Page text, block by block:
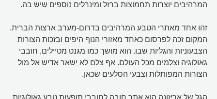
המרהיבים יוצרות תחמוצות ברזל ומינרלים נוספים שיש בה.
זהו אחד מאתרי הטבע המרהיבים בדרום-מערב ארצות הברית.
המקום זכה לפרסום כאחד מאזורי הנוף היפים ובזכות הצורות
הצבעוניות והגליות שבו. הוא מושך כמו מגנט מטיילים, חובבי
גאולוגיה וצלמים מכל העולם. אף צלם לא ישאר אדיש אל מול
הצורות המפותלות וצבעי הסלעים שכאן.
הגל של אריזונה הוא אתר חובה לחובבי תופעות טבע גאולוגיות.